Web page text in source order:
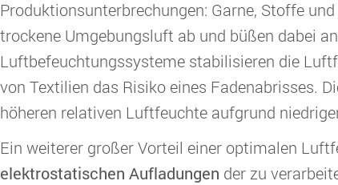
Produktionsunterbrechungen: Garne, Stoffe
trockene Umgebungsluft ab und büßen dabei an
Luftbefeuchtungssysteme stabilisieren die
von Textilien das Risiko eines Fadenabrisses.
höheren relativen Luftfeuchte aufgrund
Ein weiterer großer Vorteil einer optimalen
elektrostatischen Aufladungen der zu